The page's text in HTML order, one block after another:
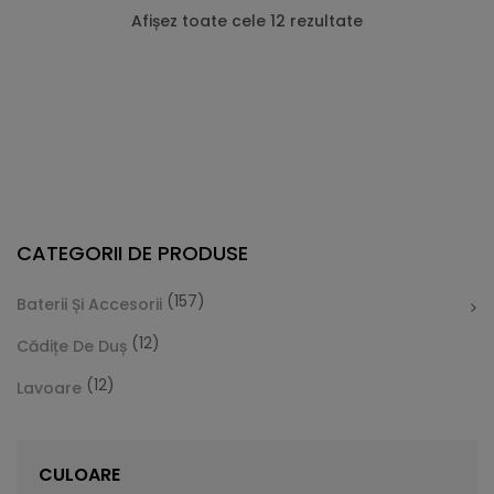
Cădiță De Duș Dalia, Alb, Cu Sifon Inclus
Vă prezentăm Cădița de duș Dalia, care este foarte
Afișez toate cele 12 rezultate
CATEGORII DE PRODUSE
Baterii Și Accesorii (157)
Cădițe De Duș (12)
Lavoare (12)
CULOARE